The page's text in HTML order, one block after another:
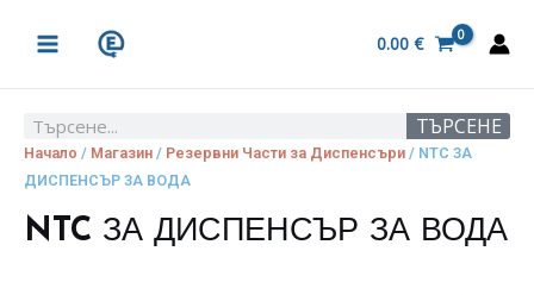
MENU
0.00 €
Search ТЪРСЕНЕ
Начало / Магазин / Резервни Части за Диспенсъри / NTC ЗА
ДИСПЕНСЪР ЗА ВОДА
NTC ЗА ДИСПЕНСЪР ЗА ВОДА